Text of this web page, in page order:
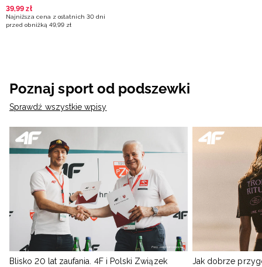
39,99 zł
Najniższa cena z ostatnich 30 dni
przed obniżką 49,99 zł
Poznaj sport od podszewki
Sprawdź wszystkie wpisy
Blisko 20 lat zaufania. 4F i Polski Związek
Jak dobrze